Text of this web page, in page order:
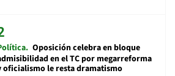
Oposición celebra en bloque
en el TC por megarreforma
oficialismo le resta dramatismo